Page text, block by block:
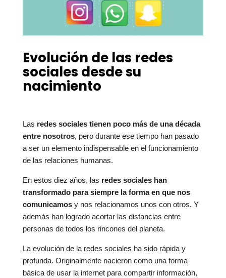
Evolución de las redes
sociales desde su
nacimiento
Las redes sociales tienen poco más de una década
entre nosotros, pero durante ese tiempo han pasado
a ser un elemento indispensable en el funcionamiento
de las relaciones humanas.
En estos diez años, las redes sociales han
transformado para siempre la forma en que nos
comunicamosy nos relacionamos unos con otros. Y
además han logrado acortar las distancias entre
personas de todos los rincones del planeta.
La evolución de la redes sociales ha sido rápida y
profunda. Originalmente nacieron como una forma
básica de usar la internet para compartir información,